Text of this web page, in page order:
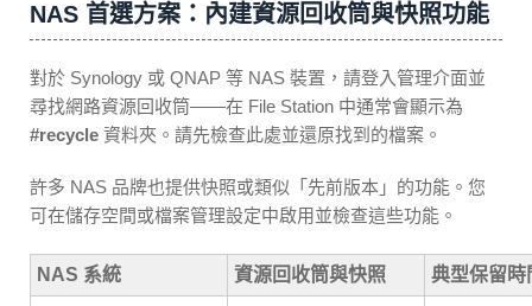
NAS 首選方案：內建資源回收筒與快照功能
對於 Synology 或 QNAP 等 NAS 裝置，請登入管理介面並
尋找網路資源回收筒——在 File Station 中通常會顯示為
#recycle 資料夾。請先檢查此處並還原找到的檔案。
許多 NAS 品牌也提供快照或類似「先前版本」的功能。您
可在儲存空間或檔案管理設定中啟用並檢查這些功能。
NAS 系統 資源回收筒與快照 典型保留時